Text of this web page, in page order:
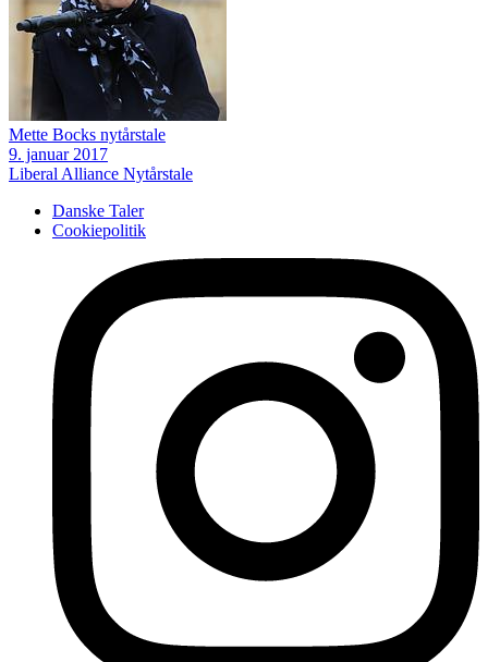
Mette Bocks nytårstale
9. januar 2017
Liberal Alliance Nytårstale
Danske Taler
Cookiepolitik